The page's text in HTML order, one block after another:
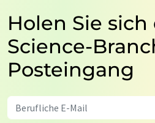
Holen Sie
Science-
Posteingang